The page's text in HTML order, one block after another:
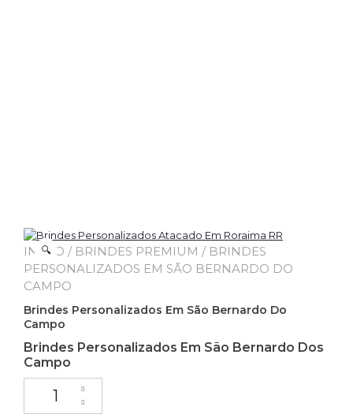
🔍
INÍCIO / BRINDES PREMIUM / BRINDES
PERSONALIZADOS EM SÃO BERNARDO DO
CAMPO
Brindes Personalizados Em São Bernardo Do
Campo
Brindes Personalizados Em São Bernardo Dos
Campo